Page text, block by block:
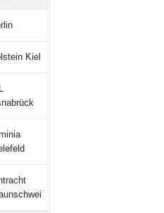
Kiel